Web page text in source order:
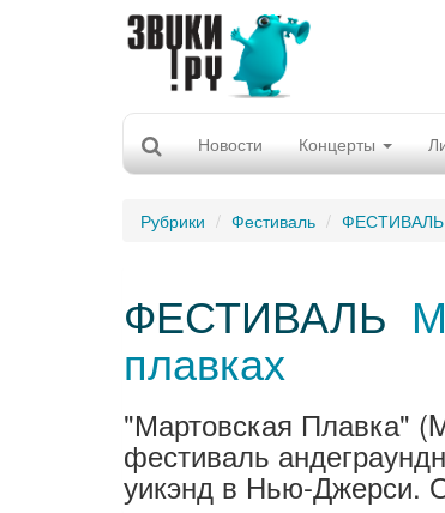
Новости Концерты
Рубрики Фестиваль ФЕСТИВАЛЬ
ФЕСТИВАЛЬ
плавках
"Мартовская Плавка"
фестиваль
уикэнд в Нью-Джерси.